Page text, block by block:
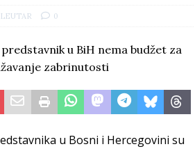
LEUTAR 0
u Bosni i Hercegovini su